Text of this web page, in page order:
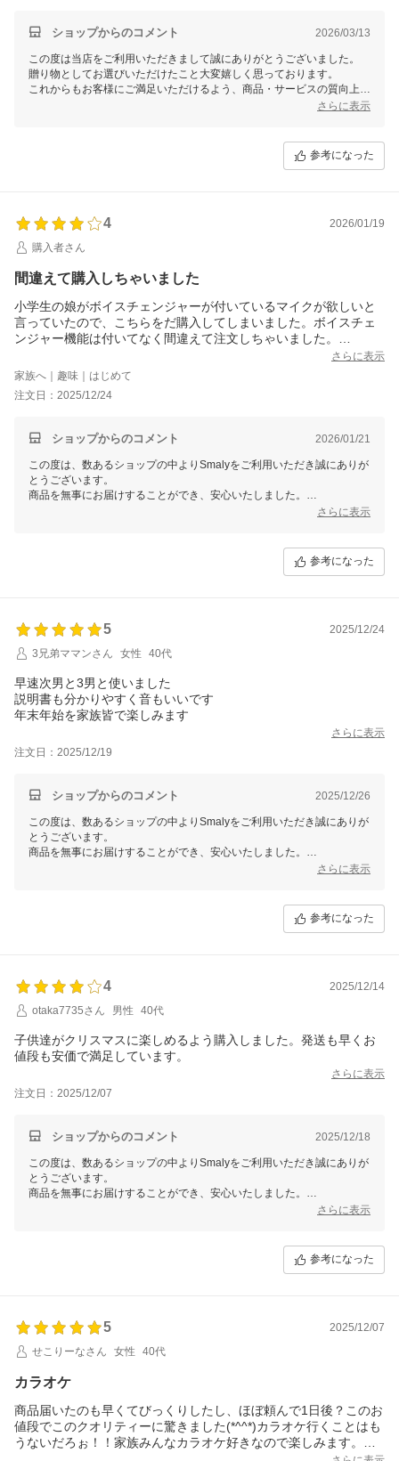
ショップからのコメント 2026/03/13
この度は当店をご利用いただきまして誠にありがとうございました。
贈り物としてお選びいただけたこと大変嬉しく思っております。
これからもお客様にご満足いただけるよう、商品・サービスの質向上を
さらに表示
参考になった
4
2026/01/19
購入者さん
間違えて購入しちゃいました
小学生の娘がボイスチェンジャーが付いているマイクが欲しいと
言っていたので、こちらをだ購入してしまいました。ボイスチェ
ンジャー機能は付いてなく間違えて注文しちゃいました。
今は高校生の息子が携帯のブルートゥースで繋げてカラオケを楽
しんでいるので、これはこれで良かったかなぁ…と。
次はボイスチェンジャー機能付きを間違えずに購入したいと思い
ます。
と思いました。
さらに表示
家族へ｜趣味｜はじめて
注文日：2025/12/24
ショップからのコメント 2026/01/21
この度は、数あるショップの中よりSmalyをご利用いただき誠にありが
とうございます。
商品を無事にお届けすることができ、安心いたしました。
レビューをご投稿いただき誠にありがとうございました。
さらに表示
参考になった
5
2025/12/24
3兄弟ママンさん
女性 40代
早速次男と3男と使いました
説明書も分かりやすく音もいいです
年末年始を家族皆で楽しみます
さらに表示
注文日：2025/12/19
ショップからのコメント 2025/12/26
この度は、数あるショップの中よりSmalyをご利用いただき誠にありが
とうございます。
商品を無事にお届けすることができ、安心いたしました。
また、お忙しい中レビューをご記入いただき誠にありがとうございま
またのご来店をスタッフ一同心よりお待ちしております。
さらに表示
参考になった
4
2025/12/14
otaka7735さん
男性 40代
子供達がクリスマスに楽しめるよう購入しました。発送も早くお
値段も安価で満足しています。
さらに表示
注文日：2025/12/07
ショップからのコメント 2025/12/18
この度は、数あるショップの中よりSmalyをご利用いただき誠にありが
とうございます。
商品を無事にお届けすることができ、安心いたしました。
また、お忙しい中レビューをご記入いただき誠にありがとうございま
またのご来店をスタッフ一同心よりお待ちしております。
さらに表示
参考になった
5
2025/12/07
せこりーなさん
女性 40代
カラオケ
商品届いたのも早くてびっくりしたし、ほぼ頼んで1日後？このお
値段でこのクオリティーに驚きました(*^^*)カラオケ行くことはも
うないだろぉ！！家族みんなカラオケ好きなので楽しみます。年
末の集まりも大活躍すること間違いない！購入してホントに良か